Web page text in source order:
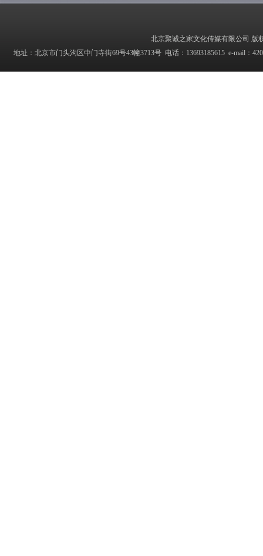
北京聚诚之家文化传媒有限公司 版
地址：北京市门头沟区中门寺街69号43幢3713号 电话：13693185615 e-mail：